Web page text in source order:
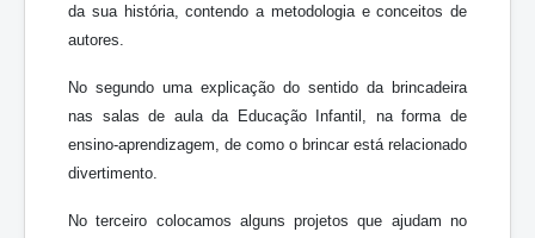
da sua história, contendo a metodologia e conceitos de
autores.
No segundo uma explicação do sentido da brincadeira
nas salas de aula da Educação Infantil, na forma de
ensino-aprendizagem, de como o brincar está relacionado
divertimento.
No terceiro colocamos alguns projetos que ajudam no